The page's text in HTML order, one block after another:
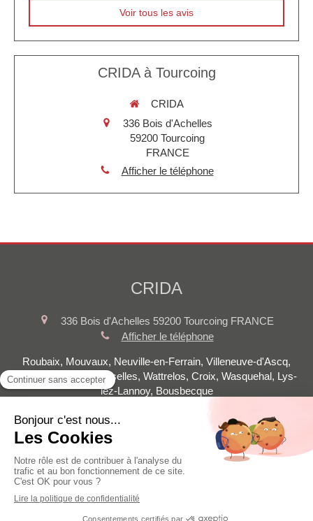
Voir tous les avis
CRIDA à Tourcoing
CRIDA
336 Bois d'Achelles
59200 Tourcoing
FRANCE
Afficher le téléphone
CRIDA
336 Bois d'Achelles 59200 Tourcoing FRANCE
Afficher le téléphone
Roubaix, Mouvaux, Neuville-en-Ferrain, Villeneuve-d'Ascq,
Bondues, Roncq, Linselles, Wattrelos, Croix, Wasquehal, Lys-
lez-Lannoy, Bousbecque
©2021 CRIDA - Rénovation